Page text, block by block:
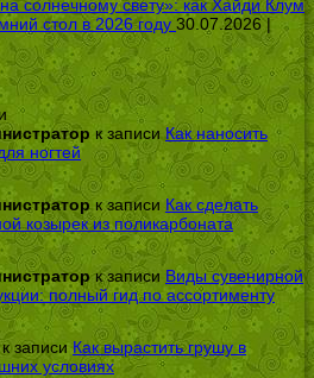
солнечному свету»: как Хайди Клум
стол в 2026 году 30.07.2026 |
к записи Как наносить
ногтей
к записи Как сделать
козырек из поликарбоната
к записи Виды сувенирной
полный гид по ассортименту
записиКак вырастить грушу в
условиях